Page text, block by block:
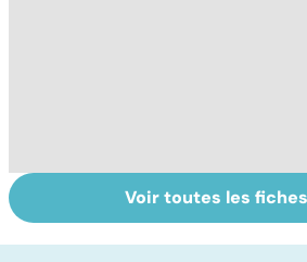
Troubles de la
vue : et si c'était
Voir toutes les